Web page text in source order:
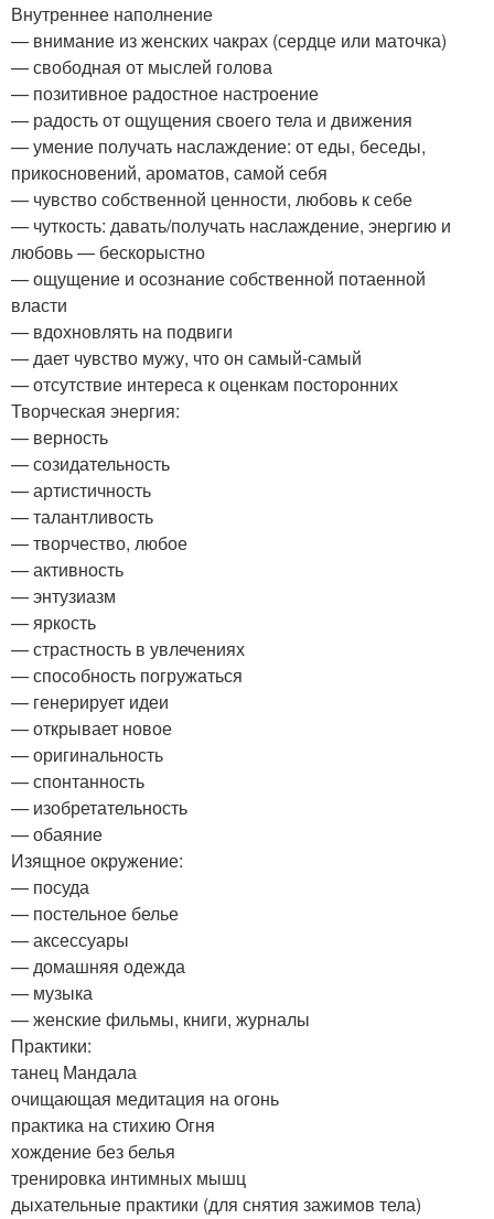
Внутреннее наполнение
— внимание из женских чакрах (сердце или маточка)
— свободная от мыслей голова
— позитивное радостное настроение
— радость от ощущения своего тела и движения
— умение получать наслаждение: от еды, беседы,
прикосновений, ароматов, самой себя
— чувство собственной ценности, любовь к себе
— чуткость: давать/получать наслаждение, энергию и
любовь — бескорыстно
— ощущение и осознание собственной потаенной
власти
— вдохновлять на подвиги
— дает чувство мужу, что он самый-самый
— отсутствие интереса к оценкам посторонних
Творческая энергия:
— верность
— созидательность
— артистичность
— талантливость
— творчество, любое
— активность
— энтузиазм
— яркость
— страстность в увлечениях
— способность погружаться
— генерирует идеи
— открывает новое
— оригинальность
— спонтанность
— изобретательность
— обаяние
Изящное окружение:
— посуда
— постельное белье
— аксессуары
— домашняя одежда
— музыка
— женские фильмы, книги, журналы
Практики:
танец Мандала
очищающая медитация на огонь
практика на стихию Огня
хождение без белья
тренировка интимных мышц
дыхательные практики (для снятия зажимов тела)